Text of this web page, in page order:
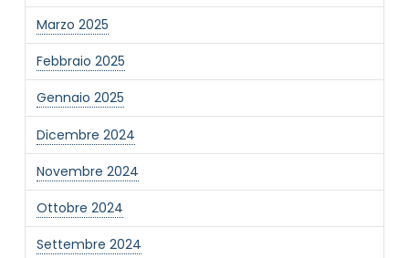
Marzo 2025
Febbraio 2025
Gennaio 2025
Dicembre 2024
Novembre 2024
Ottobre 2024
Settembre 2024